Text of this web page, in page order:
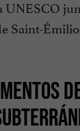
Saint-